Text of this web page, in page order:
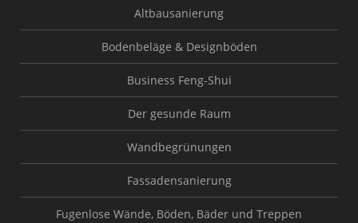
Altbausanierung
Bodenbeläge & Designböden
Business Feng-Shui
Der gesunde Raum
Wandbegrünungen
Fassadensanierung
Fugenlose Wände, Böden, Bäder und Treppen